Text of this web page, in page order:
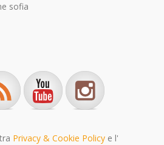
sofia
Privacy & Cookie Policy e l'